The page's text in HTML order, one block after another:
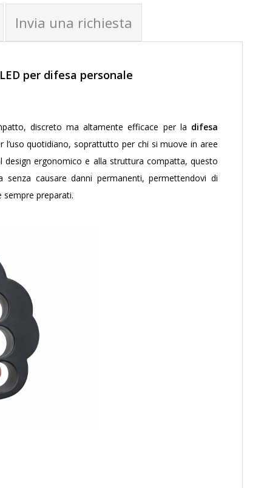
Invia una richiesta
per difesa personale
discreto ma altamente efficace per la difesa
quotidiano, soprattutto per chi si muove in aree
ergonomico e alla struttura compatta, questo
causare danni permanenti, permettendovi di
preparati.